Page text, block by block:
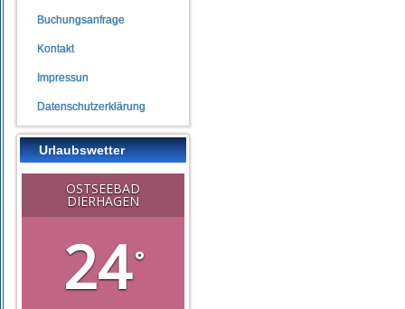
Buchungsanfrage
Kontakt
Impressun
Datenschutzerklärung
Urlaubswetter
OSTSEEBAD
DIERHAGEN
24°